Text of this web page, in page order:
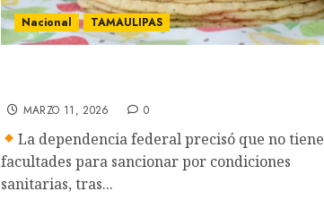
Nacional TAMAULIPAS
MARZO 11, 2026 0
La dependencia federal precisó que no tiene
facultades para sancionar por condiciones
sanitarias, tras...